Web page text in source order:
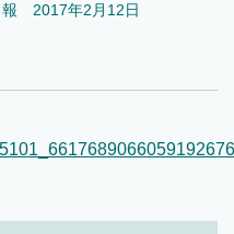
報 2017年2月12日